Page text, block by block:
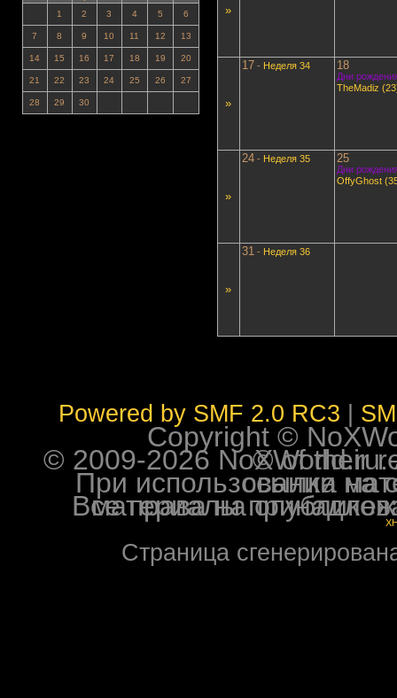
1
2 3 4 5 6
7 8 9 10 11 12 13
14 15 16 17 18 19 20
21 22 23 24 25 26 27
28 29 30
»
»
17- Неделя 34 18
Дни
TheMadiz
»
24- Неделя 35 25
Дни
OffyGhost
»
31 - Неделя 36
Powered by SMF 2.0 RC3
Copyright ©
© 2009-2026 NoXWorld.ru. All
При использовании
Все права на опубликованные на форуме
Страница